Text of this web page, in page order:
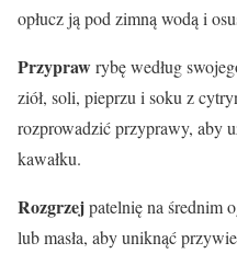
opłucz ją pod zimną wodą i
Przyprawrybę według
ziół, soli, pieprzu i soku z
rozprowadzić przyprawy, aby
kawałku.
Rozgrzejpatelnię na średnim
lub masła, aby uniknąć